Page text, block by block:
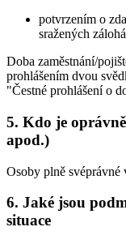
potvrzením o
sražených
Doba zaměstnání/
prohlášením dvou
"Čestné prohlášení o
5. Kdo je
apod.)
Osoby plně svéprávné
6. Jaké jsou
situace